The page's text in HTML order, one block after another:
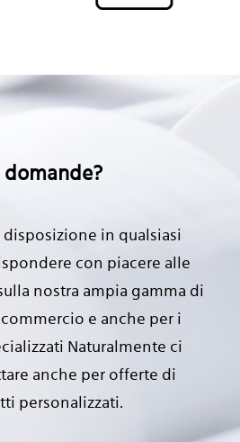
domande?
disposizione in qualsiasi
con piacere alle
nostra ampia gamma di
e anche per i
Naturalmente ci
anche per offerte di
personalizzati.